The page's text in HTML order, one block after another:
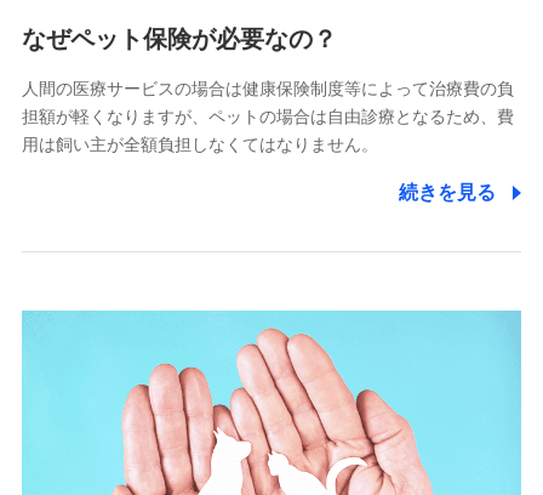
郵便、電話、およびＥメール等により、当社と取引のあるも
しくは委託を受けている保険会社・提携会社の保険その他に
た維持管理等の委託業務遂行のため、またそれらに付帯、関
連する当社および提携会社のサービスを案内、提供するため
（なお、当社は複数の保険会社と取引があり、取得した個人
情報を取引のある他の保険会社の商品・サービスをご提案す
るために利用させていただくことがあります。）
上記に係る連絡・手続き・管理等付帯業務を行うため
上記に係る連絡・手続き・管理等付帯業務を行うため
4.家族・友達紹介にて取得した個人情報
被紹介者への連絡、及び当社と取引のあるもしくは委託を受
けている保険会社・提携会社の保険その他に関する情報を提
供し、金融商品等の契約を勧奨するため
アンケートやキャンペーン等の実施のため
なぜペット保険が必要なの？
人間の医療サービスの場合は健康保険制度等によって治療費の負
担額が軽くなりますが、ペットの場合は自由診療となるため、費
用は飼い主が全額負担しなくてはなりません。
続きを見る